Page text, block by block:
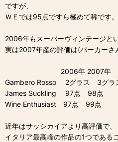
ですが、
ＷＥでは95点ですら極めて稀です。
2006年もスーパーヴィンテージと
実は2007年産の評価は(パーカーさ
2006年 2007年
Gambero Rosso 2グラス 3グラ
James Suckling 97点 98点
Wine Enthusiast 97点 99点
近年はサッシカイアより高評価で、
イタリア最高峰の作品の1つである